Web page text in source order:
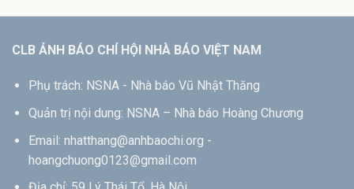
CLB ẢNH BÁO CHÍ HỘI NHÀ BÁO VIỆT NAM
Phụ trách: NSNA - Nhà báo Vũ Nhật Thăng
Quản trị nội dung: NSNA – Nhà báo Hoàng Chương
Email: nhatthang@anhbaochi.org -
hoangchuong0123@gmail.com